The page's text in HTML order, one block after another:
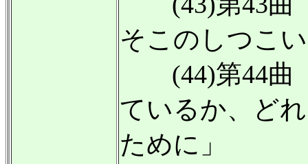
そこのしつこ
(44)第44曲
ているか、ど
ために」